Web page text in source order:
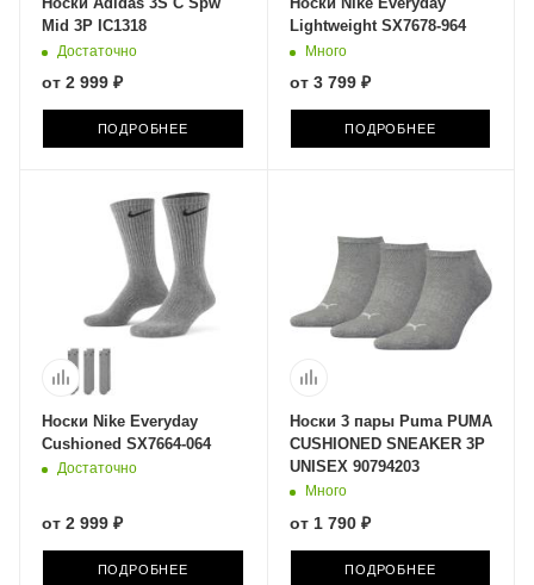
Mid 3P IC1318
Достаточно
от 2 999 ₽
ПОДРОБНЕЕ
Lightweight SX7678-964
Много
от 3 799 ₽
ПОДРОБНЕЕ
Носки Nike Everyday
Cushioned SX7664-064
Достаточно
от 2 999 ₽
ПОДРОБНЕЕ
Носки 3 пары Puma PUMA
CUSHIONED SNEAKER 3P
UNISEX 90794203
Много
от 1 790 ₽
ПОДРОБНЕЕ